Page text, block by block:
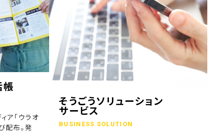
帳
ア「ウラオ
配布。発
そうごうソリューション
サービス
BUSINESS SOLUTION